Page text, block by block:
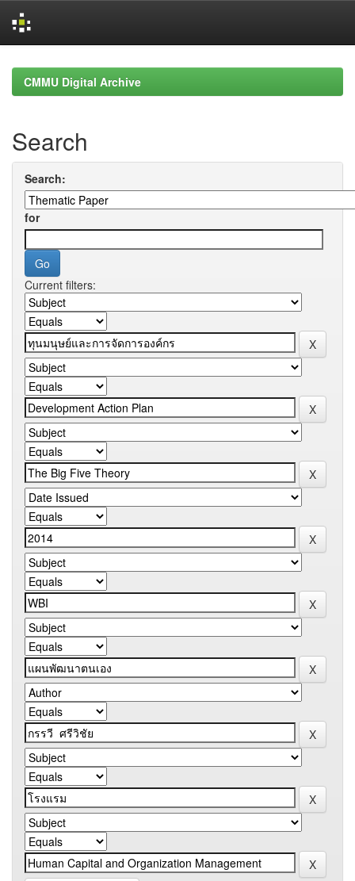
navigationCMMU Digital Archive
Search
Search:
for
Current filters: